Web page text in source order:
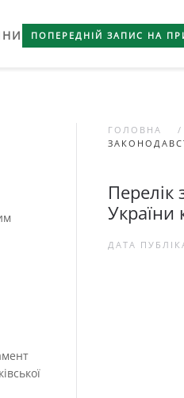
ПОПЕРЕДНІЙ ЗАПИС НА
ГОЛОВНА
Перелік
України
ДАТА